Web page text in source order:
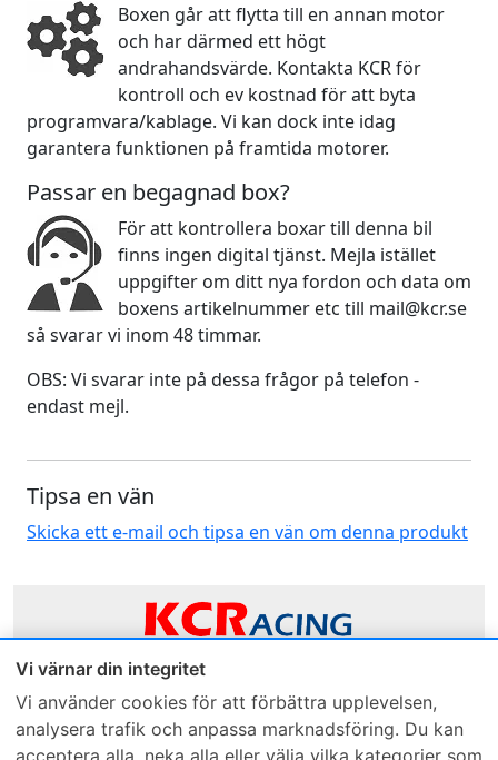
Vi värnar din integritet
Vi använder cookies för att förbättra upplevelsen,
analysera trafik och anpassa marknadsföring. Du kan
acceptera alla, neka alla eller välja vilka kategorier som
Boxen går att flytta till en annan motor
och har därmed ett högt
andrahandsvärde. Kontakta KCR för
kontroll och ev kostnad för att byta
programvara/kablage. Vi kan dock inte idag
garantera funktionen på framtida motorer.
Passar en begagnad box?
För att kontrollera boxar till denna bil
finns ingen digital tjänst. Mejla istället
uppgifter om ditt nya fordon och data om
boxens artikelnummer etc till mail@kcr.se
så svarar vi inom 48 timmar.
OBS: Vi svarar inte på dessa frågor på telefon -
endast mejl.
Tipsa en vän
Skicka ett e-mail och tipsa en vän om denna produkt
Sveriges mest sålda dieselbox
Kontakta KCR
Återförsäljare